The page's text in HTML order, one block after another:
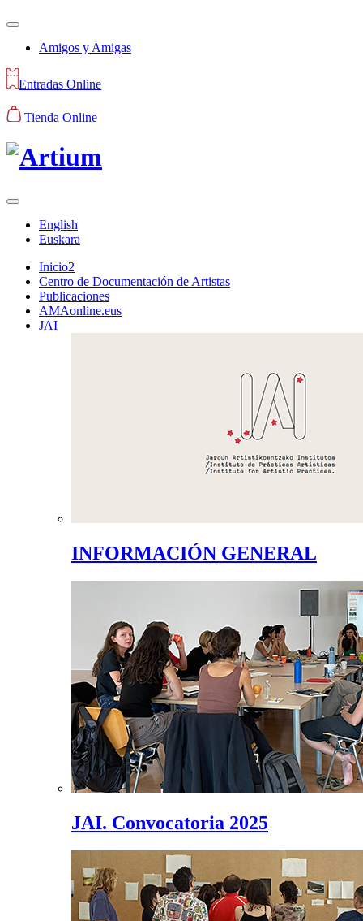
Amigos y Amigas
Entradas Online
Tienda Online
English
Euskara
Inicio2
Centro de Documentación de Artistas
Publicaciones
AMAonline.eus
JAI
INFORMACIÓN GENERAL
JAI. Convocatoria 2025